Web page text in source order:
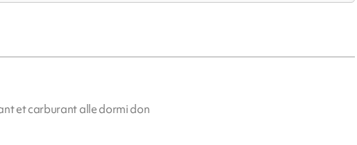
et carburant alle dormi don